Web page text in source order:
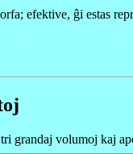
efektive, ĝi estas
grandaj volumoj kaj